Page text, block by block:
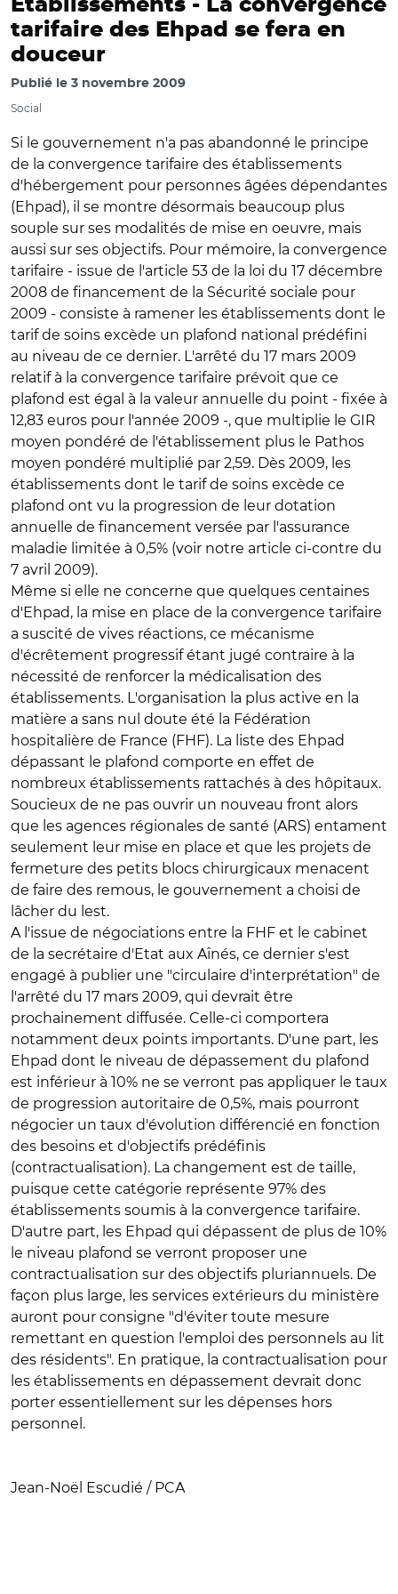
Etablissements - La convergence
tarifaire des Ehpad se fera en
douceur
Publié le 3 novembre 2009
Social
Si le gouvernement n'a pas abandonné le principe
de la convergence tarifaire des établissements
d'hébergement pour personnes âgées dépendantes
(Ehpad), il se montre désormais beaucoup plus
souple sur ses modalités de mise en oeuvre, mais
aussi sur ses objectifs. Pour mémoire, la convergence
tarifaire - issue de l'article 53 de la loi du 17 décembre
2008 de financement de la Sécurité sociale pour
2009 - consiste à ramener les établissements dont le
tarif de soins excède un plafond national prédéfini
au niveau de ce dernier. L'arrêté du 17 mars 2009
relatif à la convergence tarifaire prévoit que ce
plafond est égal à la valeur annuelle du point - fixée à
12,83 euros pour l'année 2009 -, que multiplie le GIR
moyen pondéré de l'établissement plus le Pathos
moyen pondéré multiplié par 2,59. Dès 2009, les
établissements dont le tarif de soins excède ce
plafond ont vu la progression de leur dotation
annuelle de financement versée par l'assurance
maladie limitée à 0,5% (voir notre article ci-contre du
7 avril 2009).
Même si elle ne concerne que quelques centaines
d'Ehpad, la mise en place de la convergence tarifaire
a suscité de vives réactions, ce mécanisme
d'écrêtement progressif étant jugé contraire à la
nécessité de renforcer la médicalisation des
établissements. L'organisation la plus active en la
matière a sans nul doute été la Fédération
hospitalière de France (FHF). La liste des Ehpad
dépassant le plafond comporte en effet de
nombreux établissements rattachés à des hôpitaux.
Soucieux de ne pas ouvrir un nouveau front alors
que les agences régionales de santé (ARS) entament
seulement leur mise en place et que les projets de
fermeture des petits blocs chirurgicaux menacent
de faire des remous, le gouvernement a choisi de
lâcher du lest.
A l'issue de négociations entre la FHF et le cabinet
de la secrétaire d'Etat aux Aînés, ce dernier s'est
engagé à publier une "circulaire d'interprétation" de
l'arrêté du 17 mars 2009, qui devrait être
prochainement diffusée. Celle-ci comportera
notamment deux points importants. D'une part, les
Ehpad dont le niveau de dépassement du plafond
est inférieur à 10% ne se verront pas appliquer le taux
de progression autoritaire de 0,5%, mais pourront
négocier un taux d'évolution différencié en fonction
des besoins et d'objectifs prédéfinis
(contractualisation). La changement est de taille,
puisque cette catégorie représente 97% des
établissements soumis à la convergence tarifaire.
D'autre part, les Ehpad qui dépassent de plus de 10%
le niveau plafond se verront proposer une
contractualisation sur des objectifs pluriannuels. De
façon plus large, les services extérieurs du ministère
auront pour consigne "d'éviter toute mesure
remettant en question l'emploi des personnels au lit
des résidents". En pratique, la contractualisation pour
les établissements en dépassement devrait donc
porter essentiellement sur les dépenses hors
personnel.
Jean-Noël Escudié / PCA